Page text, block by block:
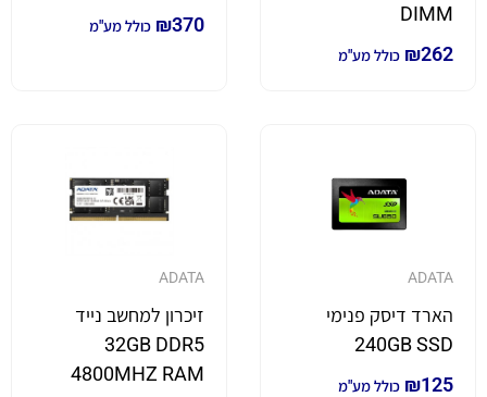
DIMM
₪262 כולל מע"מ
₪370 כולל מע"מ
ADATA
הארד דיסק פנימי
240GB SSD
₪125 כולל מע"מ
ADATA
זיכרון למחשב נייד
32GB DDR5
4800MHZ RAM